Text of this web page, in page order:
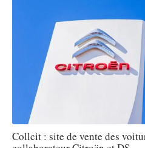
Collcit : site de vente des